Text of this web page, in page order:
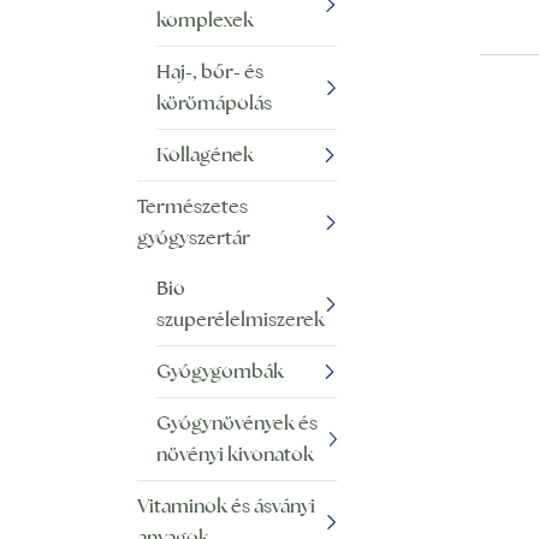
komplexek
Haj-, bőr- és
körömápolás
Kollagének
Természetes
gyógyszertár
Bio
szuperélelmiszerek
Gyógygombák
Gyógynövények és
növényi kivonatok
Vitaminok és ásványi